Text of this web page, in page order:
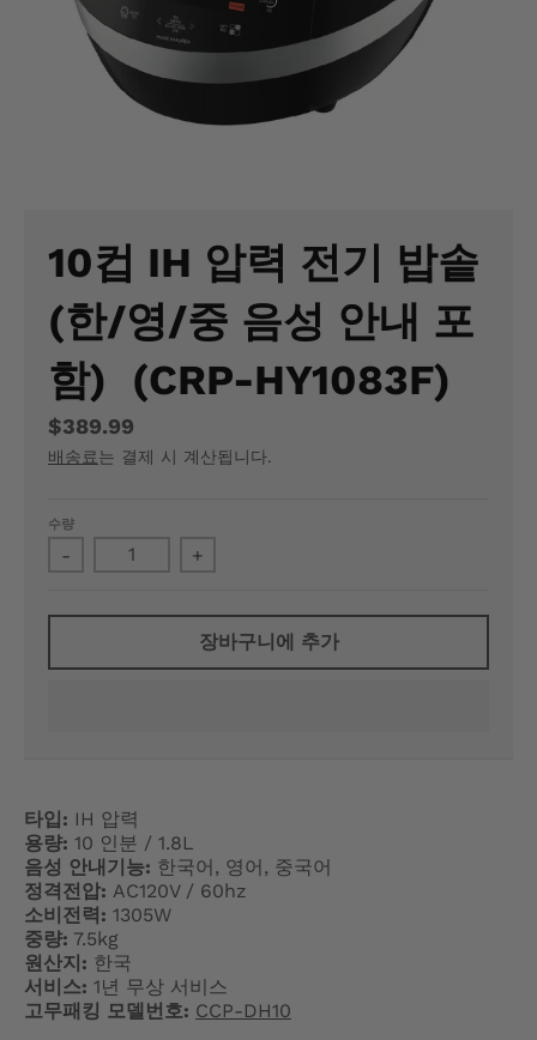
I
S
S
G
:
K
O
.
G
N
E
R
A
A
N
G
U
A
10컵 IH 압력 전기 밥솥
(한/영/중 음성 안내 포
함) (CRP-HY1083F)
$389.99
배송료는 결제 시 계산됩니다.
수량
- +
장바구니에 추가
타입: IH 압력
용량: 10 인분 / 1.8L
음성 안내기능: 한국어, 영어, 중국어
정격전압: AC120V / 60hz
소비전력: 1305W
중량: 7.5kg
원산지: 한국
서비스: 1년 무상 서비스
고무패킹 모델번호: CCP-DH10